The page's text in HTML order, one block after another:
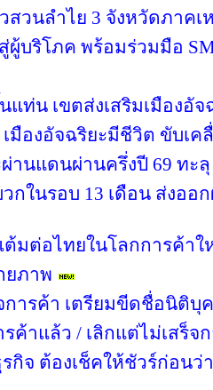
สวนลำไย 3 จังหวัดภาค
ผู้บริโภค พร้อมร่วมมือ
แท่น เขตส่งเสริมเมืองอั
มืองอัจฉริยะมีชีวิต ขับเค
นแดนผ่านครึ่งปี 69 ทะลุ
กในรอบ 13 เดือน ส่งออ
มต่อไทยในโลกการค้าใ
ยภาพ
ารค้า เตรียมขีดชื่อนิติบุ
ค้าแล้ว / เลิกแต่ไม่เสร็
กิจ ต้องเช็คให้ชัวร์ก่อนว่